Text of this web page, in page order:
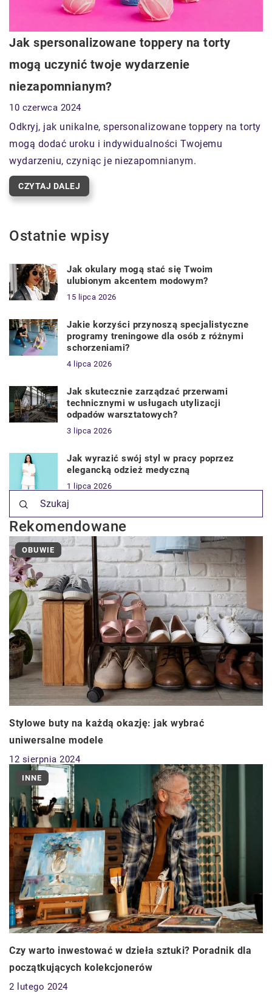
Jak spersonalizowane toppery na torty
mogą uczynić twoje wydarzenie
niezapomnianym?
10 czerwca 2024
Odkryj, jak unikalne, spersonalizowane toppery na torty
mogą dodać uroku i indywidualności Twojemu
wydarzeniu, czyniąc je niezapomnianym.
CZYTAJ DALEJ
Ostatnie wpisy
Jak okulary mogą stać się Twoim
ulubionym akcentem modowym?
15 lipca 2026
Jakie korzyści przynoszą specjalistyczne
programy treningowe dla osób z różnymi
schorzeniami?
4 lipca 2026
Jak skutecznie zarządzać przerwami
technicznymi w usługach utylizacji
odpadów warsztatowych?
3 lipca 2026
Jak wyrazić swój styl w pracy poprzez
elegancką odzież medyczną
1 lipca 2026
Rekomendowane
OBUWIE
Stylowe buty na każdą okazję: jak wybrać
uniwersalne modele
12 sierpnia 2024
INNE
Czy warto inwestować w dzieła sztuki? Poradnik dla
początkujących kolekcjonerów
2 lutego 2024